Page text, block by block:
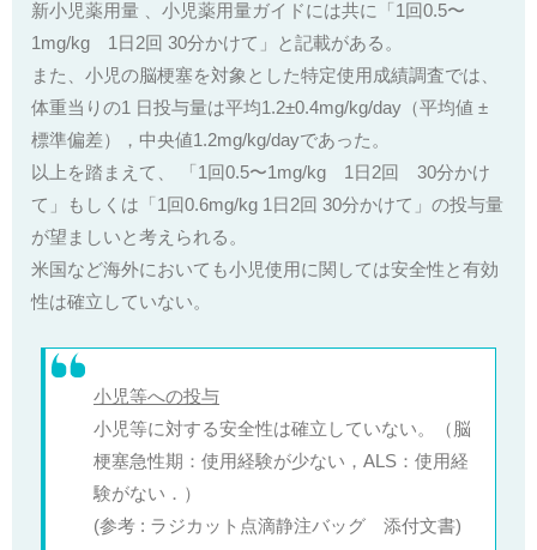
新小児薬用量 、小児薬用量ガイドには共に「1回0.5〜
1mg/kg 1日2回 30分かけて」と記載がある。
また、小児の脳梗塞を対象とした特定使用成績調査では、
体重当りの1 日投与量は平均1.2±0.4mg/kg/day（平均値 ±
標準偏差），中央値1.2mg/kg/dayであった。
以上を踏まえて、 「1回0.5〜1mg/kg 1日2回 30分かけ
て」もしくは「1回0.6mg/kg 1日2回 30分かけて」の投与量
が望ましいと考えられる。
米国など海外においても小児使用に関しては安全性と有効
性は確立していない。
小児等への投与
小児等に対する安全性は確立していない。（脳
梗塞急性期：使用経験が少ない，ALS：使用経
験がない．）
(参考 : ラジカット点滴静注バッグ 添付文書)